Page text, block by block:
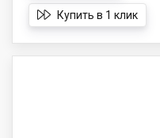
Купить в 1 клик